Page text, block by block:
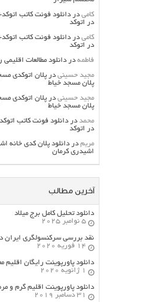
کامی دردانلود فونت کاتب
در اتوکد
کامی دردانلود فونت کاتب
در اتوکد
فاطمه دردانلود مطالعات
مجید حسینی درپلان اتوکدی
پلان مسجد خیاط
مجید حسینی درپلان اتوکدی
پلان مسجد خیاط
محمد دردانلود فونت کاتب
در اتوکد
مریم دردانلود پلان کدی خانه
اشیدری کرمان
آخرین مطالب
دانلود تحلیل کامل برج میلاد
5 نوامبر 2025
نقد بررسی سرکنسولگری
14 فوریه 2020
دانلود پاورپوینت رایگان
1 ژانویه 2020
دانلود پاورپوینت اقلیم گرم و
31 دسامبر 2019